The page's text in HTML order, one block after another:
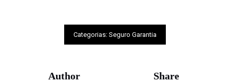
Categorias: Seguro Garantia
Author Share